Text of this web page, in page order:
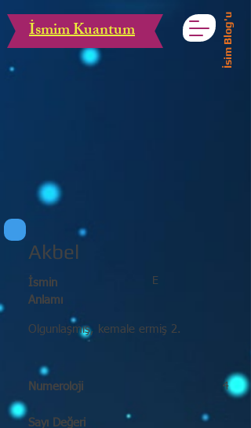
İsmim Kuantum İsim Blog'u
Akbel
E
İsmin
Anlamı
Olgunlaşmış, kemale ermiş 2.
Numeroloji
Sayı Değeri
4